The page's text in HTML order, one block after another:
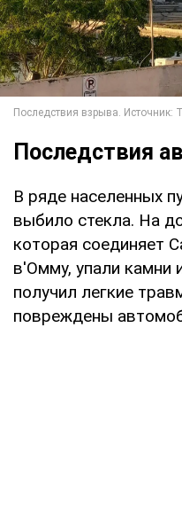
Последствия
В ряде населенных
выбило стекла. На
которая соединяет
в'Омму, упали камни
получил легкие
повреждены